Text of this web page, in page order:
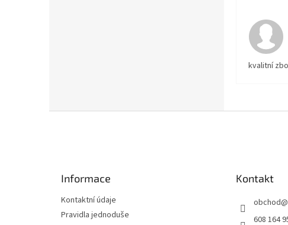
kvalitní
Informace
Kontaktní údaje
Pravidla jednoduše
Kontakt
obchod@
608 164